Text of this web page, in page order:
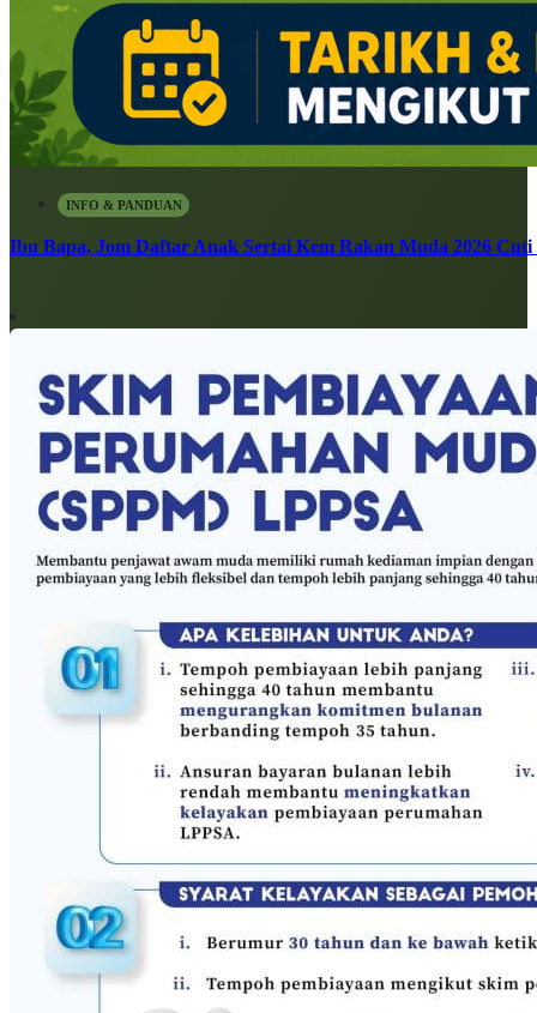
INFO & PANDUAN
Ibu Bapa, Jom Daftar Anak Sertai Kem Rakan Muda 2026